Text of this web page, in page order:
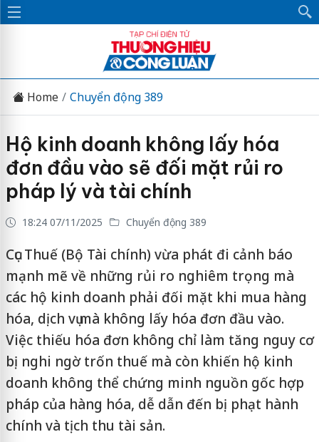
Home Chuyển động 389
Hộ kinh doanh không lấy hóa
đơn đầu vào sẽ đối mặt rủi ro
pháp lý và tài chính
18:24 07/11/2025 Chuyển động 389
Cục Thuế (Bộ Tài chính) vừa phát đi cảnh báo
mạnh mẽ về những rủi ro nghiêm trọng mà
các hộ kinh doanh phải đối mặt khi mua hàng
hóa, dịch vụ mà không lấy hóa đơn đầu vào.
Việc thiếu hóa đơn không chỉ làm tăng nguy cơ
bị nghi ngờ trốn thuế mà còn khiến hộ kinh
doanh không thể chứng minh nguồn gốc hợp
pháp của hàng hóa, dễ dẫn đến bị phạt hành
chính và tịch thu tài sản.